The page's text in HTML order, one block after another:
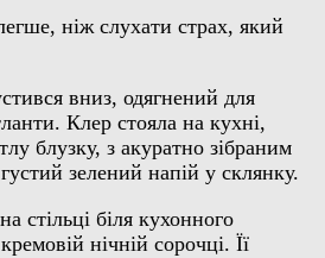
ніж слухати страх, який
вниз, одягнений для
Клер стояла на кухні,
блузку, з акуратно зібраним
зелений напій у склянку.
стільці біля кухонного
нічній сорочці. Її